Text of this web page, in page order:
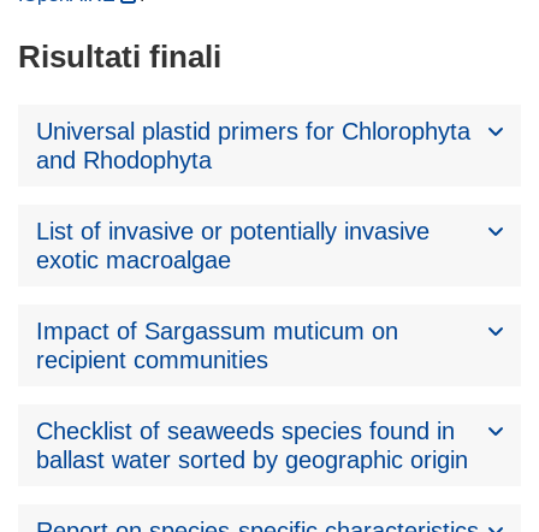
Risultati finali
Universal plastid primers for Chlorophyta
and Rhodophyta
List of invasive or potentially invasive
exotic macroalgae
Impact of Sargassum muticum on
recipient communities
Checklist of seaweeds species found in
ballast water sorted by geographic origin